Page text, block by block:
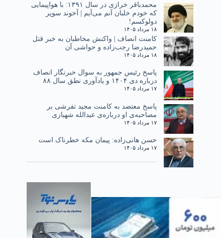
محمدباقر خرازی در سال ۱۳۹۱: با هواپیمایی
که خودم خلبان آنم می‌آیم | آخوند سوپر
دولوکسم!
۱۸ مرداد ۱۴۰۵
کامنت انصاف | واکنش مخاطبان به خبر قتل
حمیدرضا رجب‌زاده و حواشی آن
۱۸ مرداد ۱۴۰۵
پاسخ رئیس جمهور به سوال خبرنگار انصاف
درباره دی ۱۴۰۴ و یادآوری نطق سال ۸۸
۱۷ مرداد ۱۴۰۵
پاسخ معتضد به کامنت مجید تفرشی بر
مصاحبه‌ی او درباره‌ی عبدالله شهبازی
۱۷ مرداد ۱۴۰۵
حسن هانی‌زاده: پیمان مکه خطرناک است
۱۷ مرداد ۱۴۰۵